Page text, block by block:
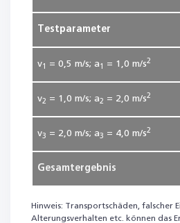
Testparameter
v1 = 0,5m/s; a 1 = 1,0m/s2
v2 = 1,0m/s; a2 = 2,0m/s2
v3 = 2,0m/s; a3 = 4,0m/s2
Gesamtergebnis
Hinweis: Transportschäden, falscher
Alterungsverhalten etc. können das